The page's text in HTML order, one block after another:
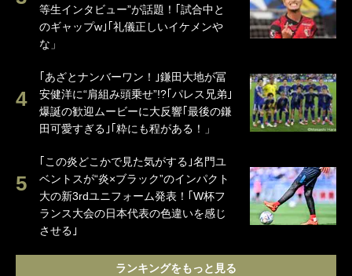
等生インタビュー”が話題！｢試合中と
のギャップw｣｢礼儀正しいイケメンや
な」
｢あざとナンバーワン！｣鎌田大地が冨
安健洋に“肩組み頭乗せ”!?｢パレス兄弟｣
爆誕の歓迎ムービーに大反響｢最後の鎌
田可愛すぎる｣｢粋にも程がある！」
｢この炎どこかで見た気がする｣名門ユ
ベントスが“炎×ブラック”のインパクト
大の新3rdユニフォーム発表！｢W杯フ
ランス大会の日本代表の色違いを感じ
させる｣
ランキングをもっと見る